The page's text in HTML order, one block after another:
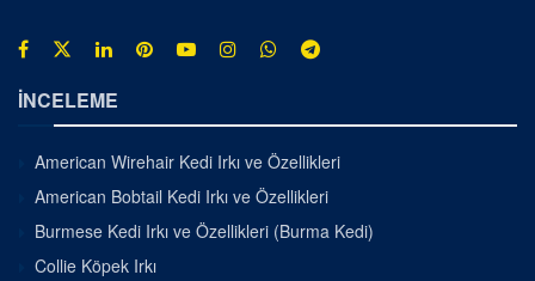
İNCELEME
American Wirehair Kedi Irkı ve Özellikleri
American Bobtail Kedi Irkı ve Özellikleri
Burmese Kedi Irkı ve Özellikleri (Burma Kedi)
Collie Köpek Irkı